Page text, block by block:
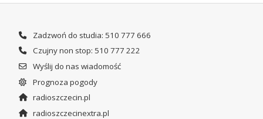
Zadzwoń do studia: 510 777 666
Czujny non stop: 510 777 222
Wyślij do nas wiadomość
Prognoza pogody
radioszczecin.pl
radioszczecinextra.pl